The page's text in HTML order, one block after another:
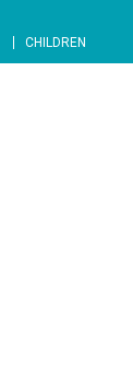
CHILDREN